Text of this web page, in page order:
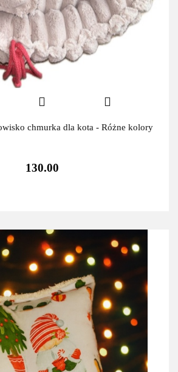
chmurka dla kota - Różne kolory
130.00